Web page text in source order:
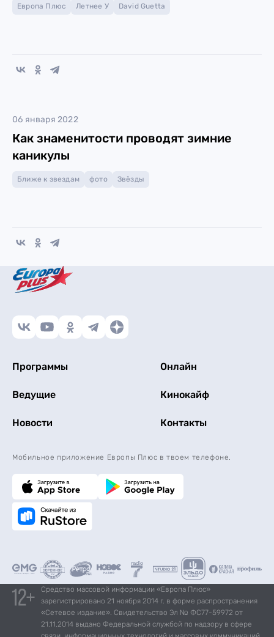
Европа Плюс Летнее У David Guetta
06 января 2022
Как знаменитости проводят зимние
каникулы
Ближе к звездам фото Звёзды
Программы Онлайн
Ведущие Кинокайф
Новости Контакты
Мобильное приложение Европы Плюс в твоем телефоне.
Средство массовой информации «Европа Плюс»
зарегистрировано 21 ноября 2014 г. в форме распространения
«Сетевое издание». Свидетельство Эл № ФС77-59972 от
21.11.2014 выдано Федеральной службой по надзору в сфере